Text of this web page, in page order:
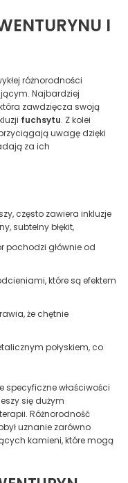
I
różnorodności
Najbardziej
zawdzięcza swoją
fuchsytu. Z kolei
uwagę dzięki
za ich
często zawiera inkluzje
subtelny błękit,
pochodzi głównie od
które są efektem
że chętnie
połyskiem, co
specyficzne właściwości
się dużym
Różnorodność
uznanie zarówno
kamieni, które mogą